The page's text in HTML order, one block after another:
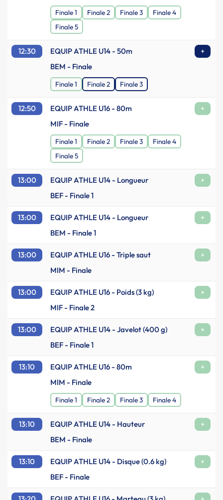
Finale 1 Finale 2 Finale 3
Finale 4
Finale 5
12:30 EQUIP ATHLE U14 - 50m
+
BEM - Finale
Finale 1 Finale 2 Finale 3
12:50 EQUIP ATHLE U16 - 80m
+
MIF - Finale
Finale 1 Finale 2 Finale 3
Finale 4
Finale 5
13:00 EQUIP ATHLE U14 - Longueur
+
BEF - Finale 1
13:00 EQUIP ATHLE U14 - Longueur
+
BEM - Finale 1
13:00 EQUIP ATHLE U16 - Triple saut
+
MIM - Finale
13:00 EQUIP ATHLE U16 - Poids (3 kg)
+
MIF - Finale 2
13:00 EQUIP ATHLE U14 - Javelot (400 g)
+
BEF - Finale 1
13:10 EQUIP ATHLE U16 - 80m
+
MIM - Finale
Finale 1 Finale 2 Finale 3 Finale 4
13:10 EQUIP ATHLE U14 - Hauteur
+
BEM - Finale
13:10 EQUIP ATHLE U14 - Disque (0.6 kg)
+
BEF - Finale